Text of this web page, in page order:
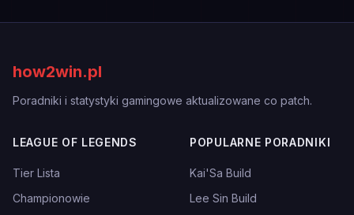
how2win.pl
Poradniki i statystyki gamingowe aktualizowane co patch.
LEAGUE OF LEGENDS
Tier Lista
Championowie
POPULARNE PORADNIKI
Kai'Sa Build
Lee Sin Build